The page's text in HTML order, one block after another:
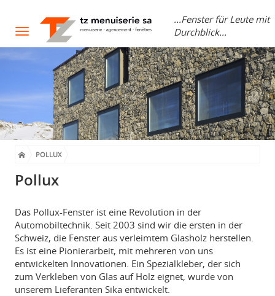
Toggle
navigation
...Fenster für Leute mit
Durchblick...
POLLUX
Pollux
Das Pollux-Fenster ist eine Revolution in der
Automobiltechnik. Seit 2003 sind wir die ersten in der
Schweiz, die Fenster aus verleimtem Glasholz herstellen.
Es ist eine Pionierarbeit, mit mehreren von uns
entwickelten Innovationen. Ein Spezialkleber, der sich
zum Verkleben von Glas auf Holz eignet, wurde von
unserem Lieferanten Sika entwickelt.